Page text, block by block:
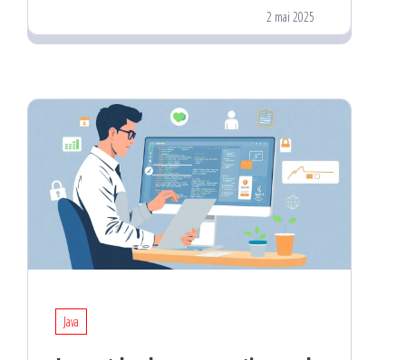
2 mai 2025
Java